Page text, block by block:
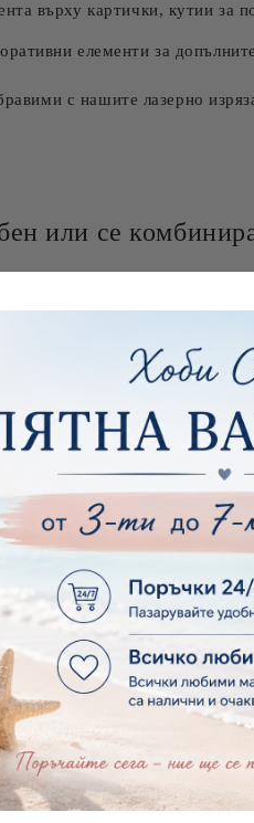
върху картички, кутии за
елементи за
с нашите лазерно
или се
ПЕРЛА - 4 БРОЯ
3.62лв.